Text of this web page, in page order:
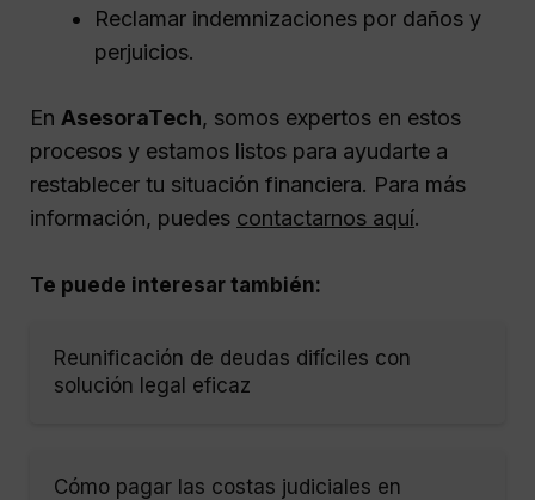
Reclamar indemnizaciones por daños y
perjuicios.
En AsesoraTech, somos expertos en estos
procesos y estamos listos para ayudarte a
restablecer tu situación financiera. Para más
información, puedes contactarnos aquí.
Te puede interesar también:
Reunificación de deudas difíciles con
solución legal eficaz
Cómo pagar las costas judiciales en